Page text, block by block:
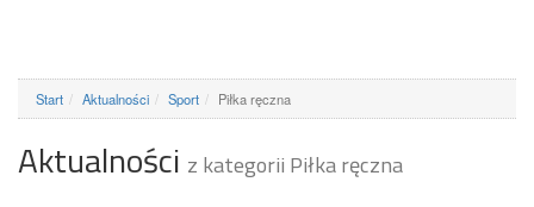
Start Aktualności Sport Piłka ręczna
Aktualności z kategorii Piłka ręczna